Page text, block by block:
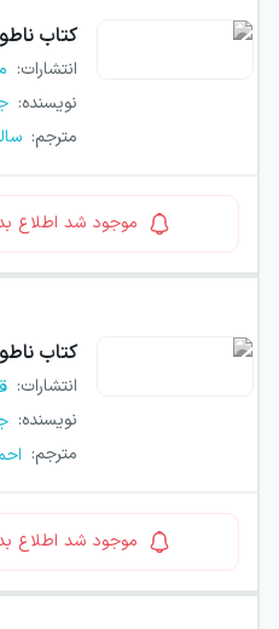
کتاب
انتشارات:
نویسنده:
مترجم:
موجود شد اطلاع
کتاب
انتشارات:
نویسنده:
مترجم:
موجود شد اطلاع